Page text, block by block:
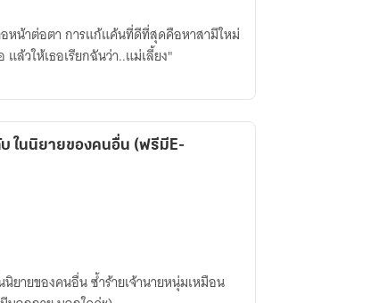
หน้าต่อตา การแก้แค้นที่ดีที่สุดคือหาสามีใหม่
ล้วให้เธอเรียกฉันว่า..แม่เลี้ยง"
ในนิยายของคนอื่น (ฟรีมีE-
ยายของคนอื่น ซ้ำร้ายเจ้านายหนุ่มเหมือน